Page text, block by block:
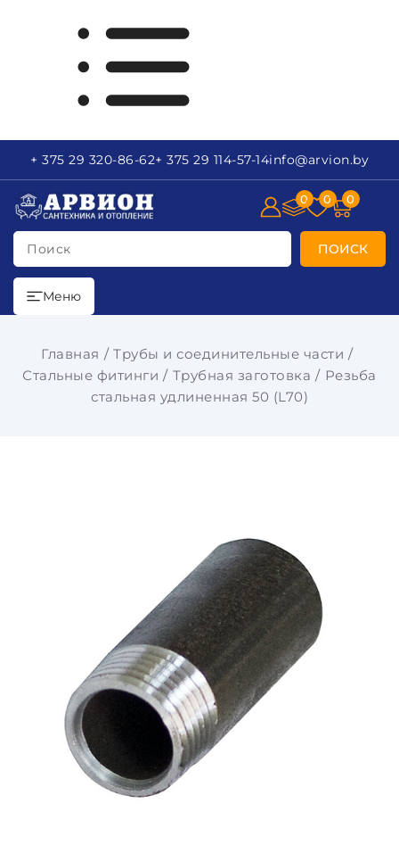
+ 375 29 320-86-62+ 375 29 114-57-14info@arvion.by
Поиск ПОИСК
0 0 0
Меню
Главная
Трубы и соединительные части
Стальные фитинги
Трубная заготовка
Резьба
стальная удлиненная 50 (L70)